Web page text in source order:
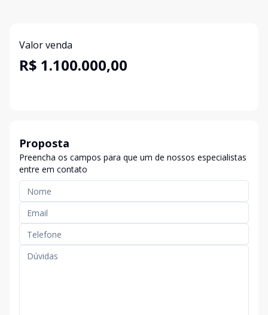
Valor venda
R$ 1.100.000,00
Proposta
Preencha os campos para que um de nossos especialistas
entre em contato